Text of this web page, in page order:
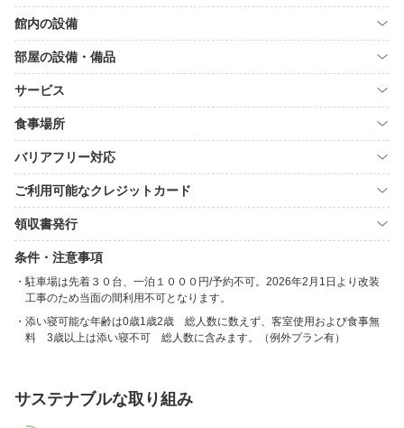
館内の設備
部屋の設備・備品
サービス
食事場所
バリアフリー対応
ご利用可能なクレジットカード
領収書発行
条件・注意事項
駐車場は先着３０台、一泊１０００円/予約不可。2026年2月1日より改装
工事のため当面の間利用不可となります。
添い寝可能な年齢は0歳1歳2歳 総人数に数えず、客室使用および食事無
料 3歳以上は添い寝不可 総人数に含みます。（例外プラン有）
サステナブルな取り組み